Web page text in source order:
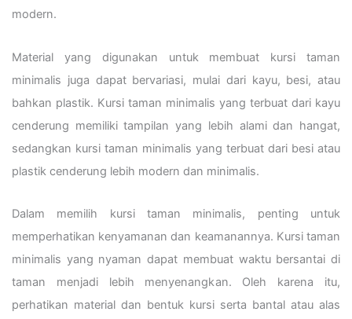
modern.
Material yang digunakan untuk membuat kursi taman
minimalis juga dapat bervariasi, mulai dari kayu, besi, atau
bahkan plastik. Kursi taman minimalis yang terbuat dari kayu
cenderung memiliki tampilan yang lebih alami dan hangat,
sedangkan kursi taman minimalis yang terbuat dari besi atau
plastik cenderung lebih modern dan minimalis.
Dalam memilih kursi taman minimalis, penting untuk
memperhatikan kenyamanan dan keamanannya. Kursi taman
minimalis yang nyaman dapat membuat waktu bersantai di
taman menjadi lebih menyenangkan. Oleh karena itu,
perhatikan material dan bentuk kursi serta bantal atau alas